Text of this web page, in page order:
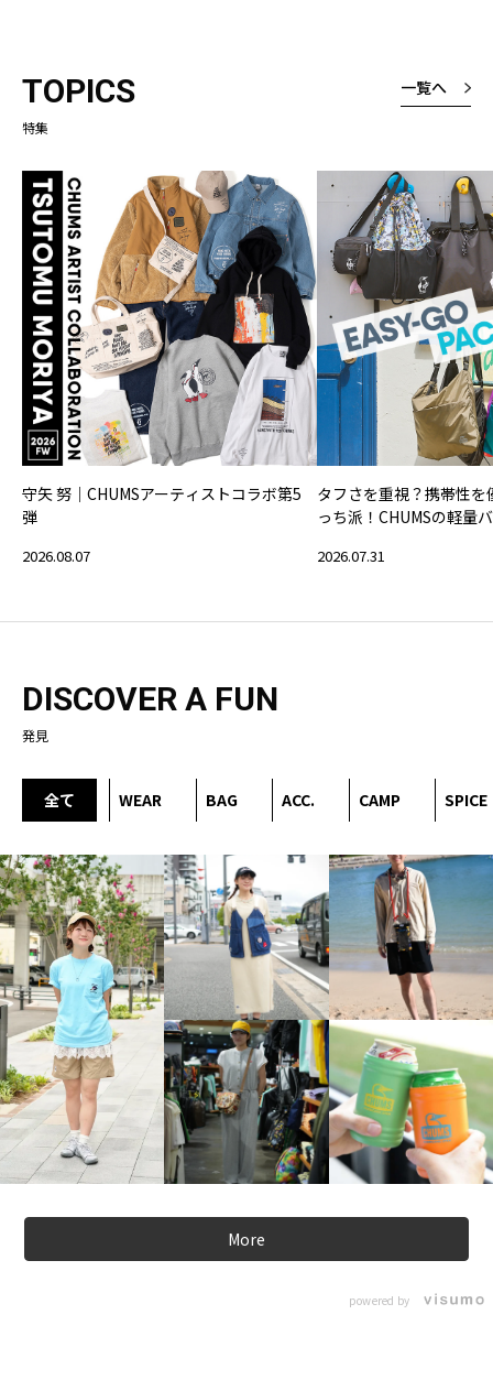
TOPICS
特集
一覧へ
守矢 努｜CHUMSアーティストコラボ第5
弾
2026.08.07
タフさを重視？携帯性
っち派！CHUMSの軽量
2026.07.31
DISCOVER A FUN
発見
全て WEAR BAG ACC. CAMP SPICE
More
powered by